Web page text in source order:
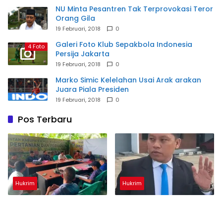
NU Minta Pesantren Tak Terprovokasi Teror
Orang Gila
19 Februari, 2018 0
4 Foto
Galeri Foto Klub Sepakbola Indonesia
Persija Jakarta
19 Februari, 2018 0
Marko Simic Kelelahan Usai Arak arakan
Juara Piala Presiden
19 Februari, 2018 0
Pos Terbaru
Hukrim Hukrim